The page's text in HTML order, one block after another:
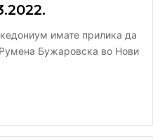
имате прилика да
Бужаровска во Нови